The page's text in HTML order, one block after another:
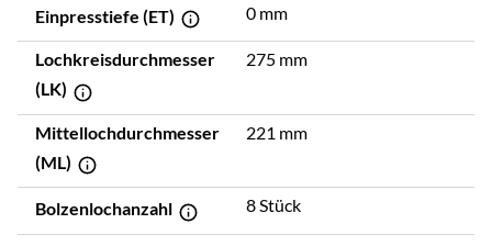
Einpresstiefe (ET) 0 mm
Lochkreisdurchmesser
(LK)
275 mm
Mittellochdurchmesser
(ML)
221 mm
Bolzenlochanzahl 8 Stück